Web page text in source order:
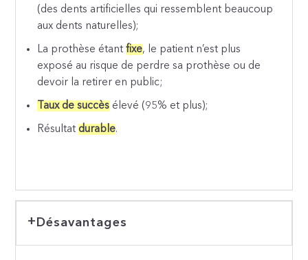
(des dents artificielles qui ressemblent beaucoup
aux dents naturelles);
La prothèse étantfixe, le patient n’est plus
exposé au risque de perdre sa prothèse ou de
devoir la retirer en public;
Taux de succès élevé (95% et plus);
Résultatdurable.
Désavantages